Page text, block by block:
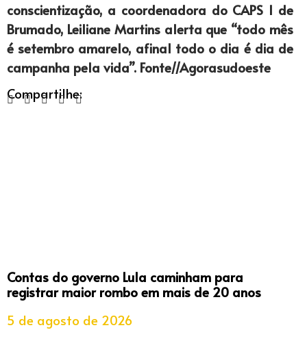
conscientização, a coordenadora do CAPS I de
Brumado, Leiliane Martins alerta que “todo mês
é setembro amarelo, afinal todo o dia é dia de
campanha pela vida”. Fonte//Agorasudoeste
Compartilhe:
Contas do governo Lula caminham para
registrar maior rombo em mais de 20 anos
5 de agosto de 2026